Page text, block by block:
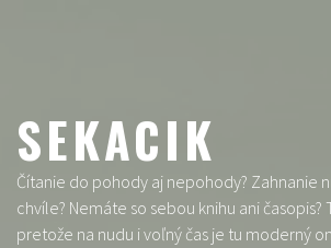
SEKACIK
Čítanie do pohody aj nepohody? Zahnanie
chvíle? Nemáte so sebou knihu ani
pretože na nudu i voľný čas je tu moderný